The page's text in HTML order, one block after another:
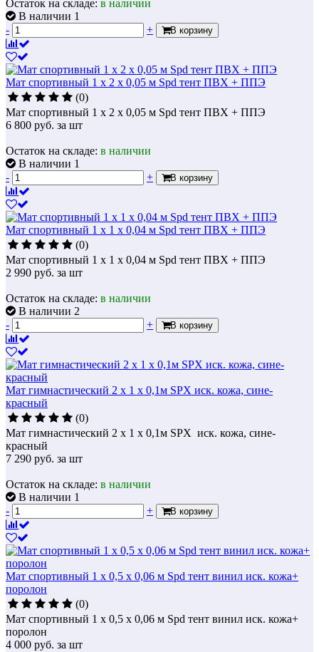
Остаток на складе: в наличии
В наличии 1
-
+ В корзину
Мат спортивный 1 х 2 х 0,05 м Spd тент ПВХ + ППЭ
(0)
Мат спортивный 1 х 2 х 0,05 м Spd тент ПВХ + ППЭ
6 800 руб. за шт
Остаток на складе: в наличии
В наличии 1
-
+ В корзину
Мат спортивный 1 х 1 х 0,04 м Spd тент ПВХ + ППЭ
(0)
Мат спортивный 1 х 1 х 0,04 м Spd тент ПВХ + ППЭ
2 990 руб. за шт
Остаток на складе: в наличии
В наличии 2
-
+ В корзину
Мат гимнастический 2 х 1 х 0,1м SPX иск. кожа, сине-
красный
(0)
Мат гимнастический 2 х 1 х 0,1м SPX иск. кожа, сине-
красный
7 290 руб. за шт
Остаток на складе: в наличии
В наличии 1
-
+ В корзину
Мат спортивный 1 х 0,5 х 0,06 м Spd тент винил иск. кожа+
поролон
(0)
Мат спортивный 1 х 0,5 х 0,06 м Spd тент винил иск. кожа+
поролон
4 000 руб. за шт